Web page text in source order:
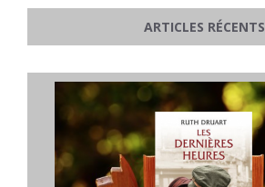
ARTICLES RÉCENTS